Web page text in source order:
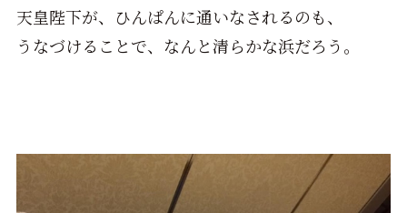
天皇陛下が、ひんぱんに通いなされるのも、
うなづけることで、なんと清らかな浜だろう。